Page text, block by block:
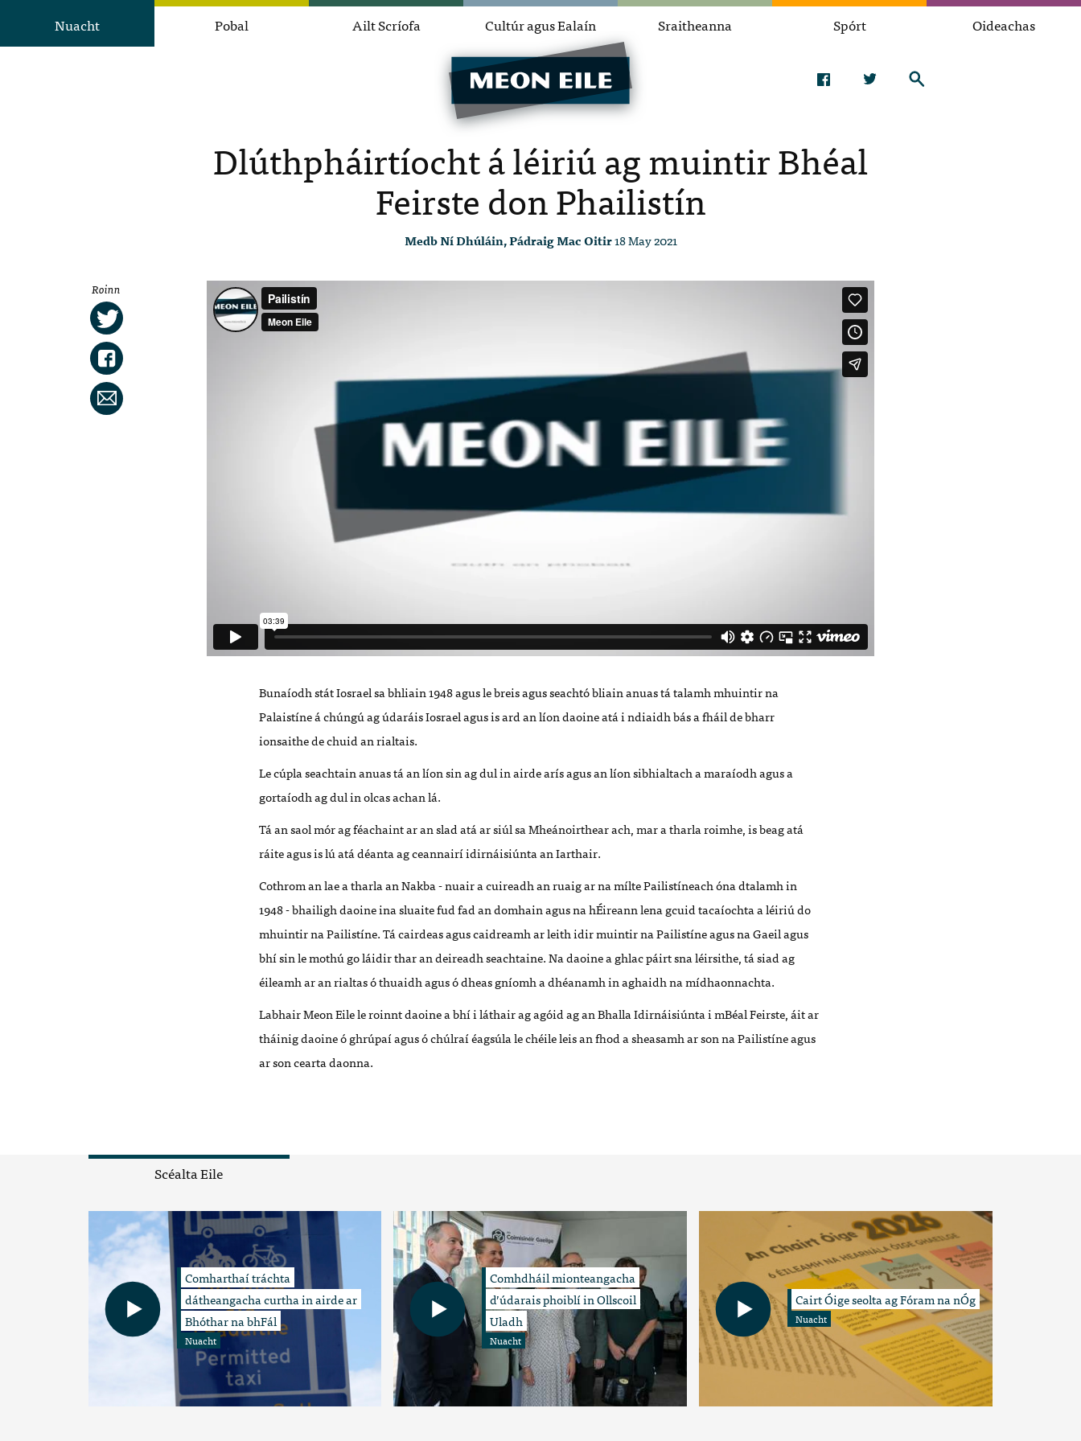
Nuacht Pobal Ailt Scríofa Cultúr agus Ealaín Sraitheanna Spórt Oideachas
Dlúthpháirtíocht á léiriú ag muintir Bhéal
Feirste don Phailistín
Medb Ní Dhúláin, Pádraig Mac Oitir18 May 2021
Roinn
Bunaíodh stát Iosrael sa bhliain 1948 agus le breis agus seachtó bliain anuas tá talamh mhuintir na
Palaistíne á chúngú ag údaráis Iosrael agus is ard an líon daoine atá i ndiaidh bás a fháil de bharr
ionsaithe de chuid an rialtais.
Le cúpla seachtain anuas tá an líon sin ag dul in airde arís agus an líon sibhialtach a maraíodh agus a
gortaíodh ag dul in olcas achan lá.
Tá an saol mór ag féachaint ar an slad atá ar siúl sa Mheánoirthear ach, mar a tharla roimhe, is beag atá
ráite agus is lú atá déanta ag ceannairí idirnáisiúnta an Iarthair.
Cothrom an lae a tharla an Nakba - nuair a cuireadh an ruaig ar na mílte Pailistíneach óna dtalamh in
1948 - bhailigh daoine ina sluaite fud fad an domhain agus na hÉireann lena gcuid tacaíochta a léiriú do
mhuintir na Pailistíne.Tá cairdeas agus caidreamh ar leith idir muintir na Pailistíne agus na Gaeil agus
bhí sin le mothú go láidir thar an deireadh seachtaine. Na daoine a ghlac páirt sna léirsithe, tá siad ag
éileamh ar an rialtas ó thuaidh agus ó dheas gníomh a dhéanamh in aghaidh na mídhaonnachta.
Labhair Meon Eile le roinnt daoine a bhí i láthair ag agóid ag an Bhalla Idirnáisiúnta i mBéal Feirste, áit ar
tháinig daoine ó ghrúpaí agus ó chúlraí éagsúla le chéile leis an fhod a sheasamh ar son na Pailistíne agus
ar son cearta daonna.
Scéalta Eile
Comharthaí tráchta
dátheangacha curtha in airde ar
Bhóthar na bhFál
Nuacht
Comhdháil mionteangacha
d’údarais phoiblí in Ollscoil
Uladh
Nuacht
Cairt Óige seolta ag Fóram na nÓg
Nuacht